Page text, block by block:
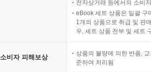
전자상거래 등에서의 소비
eBook 세트 상품은 일괄 구
1개의 상품으로 취급 및 판
우, 세트 상품 전부 및 세트
소비자 피해보상
상품의 불량에 의한 반품,
준하여 처리됨